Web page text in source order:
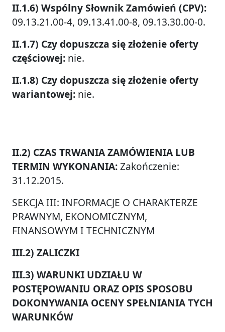
II.1.6) Wspólny Słownik Zamówień (CPV):
09.13.21.00-4, 09.13.41.00-8, 09.13.30.00-0.
II.1.7) Czy dopuszcza się złożenie oferty
częściowej: nie.
II.1.8) Czy dopuszcza się złożenie oferty
wariantowej: nie.
II.2) CZAS TRWANIA ZAMÓWIENIA LUB
TERMIN WYKONANIA:Zakończenie:
31.12.2015.
SEKCJA III: INFORMACJE O CHARAKTERZE
PRAWNYM, EKONOMICZNYM,
FINANSOWYM I TECHNICZNYM
III.2) ZALICZKI
III.3) WARUNKI UDZIAŁU W
POSTĘPOWANIU ORAZ OPIS SPOSOBU
DOKONYWANIA OCENY SPEŁNIANIA TYCH
WARUNKÓW